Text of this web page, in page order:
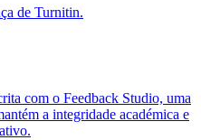
de Turnitin.
com o Feedback Studio, uma
a integridade académica e